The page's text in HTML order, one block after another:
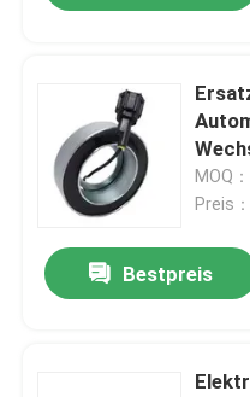
die
MOQ
Preis
Bestpreis